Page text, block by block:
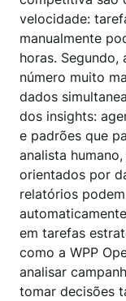
velocidade:
manualmente
horas. Segundo,
número muito
dados
dos insights:
e padrões que
analista
orientados por
relatórios
em tarefas
como a WPP
analisar
tomar decisões